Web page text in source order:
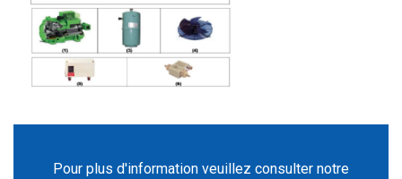
Pour plus d'information veuillez consulter notre